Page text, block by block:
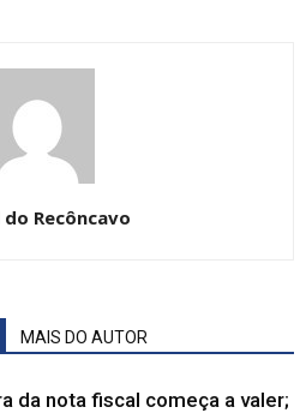
Recôncavo
MAIS DO AUTOR
da nota fiscal começa a valer;